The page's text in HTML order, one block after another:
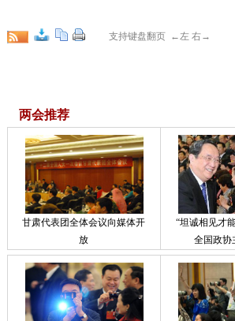
支持键盘翻页 ←左 右→
两会推荐
甘肃代表团全体会议向媒体开
放
“坦诚相见才
全国政协